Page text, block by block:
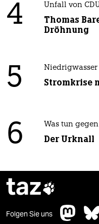
4 Unfall von
Thomas
Dröhnung
5 Stromkrise
6 Was tun
Der Urknall
taz
Folgen Sie uns